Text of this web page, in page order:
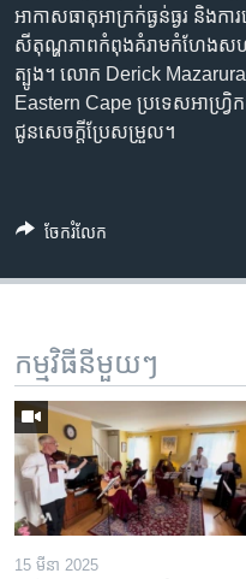
ទំព័រ​
ស្វែង​
រក
អាកាសធាតុអាក្រក់ធ្ងន់ធ្ងរ និងកា
សីតុណ្ហភាពកំពុងគំរាមកំហែងសហ
ត្បូង។ លោក Derick
Eastern Cape ប្រទេសអាហ្រ្វិ
ជូនសេចក្តីប្រែសម្រួល។
ចែករំលែក
កម្មវិធី​នីមួយៗ
15 មីនា 2025